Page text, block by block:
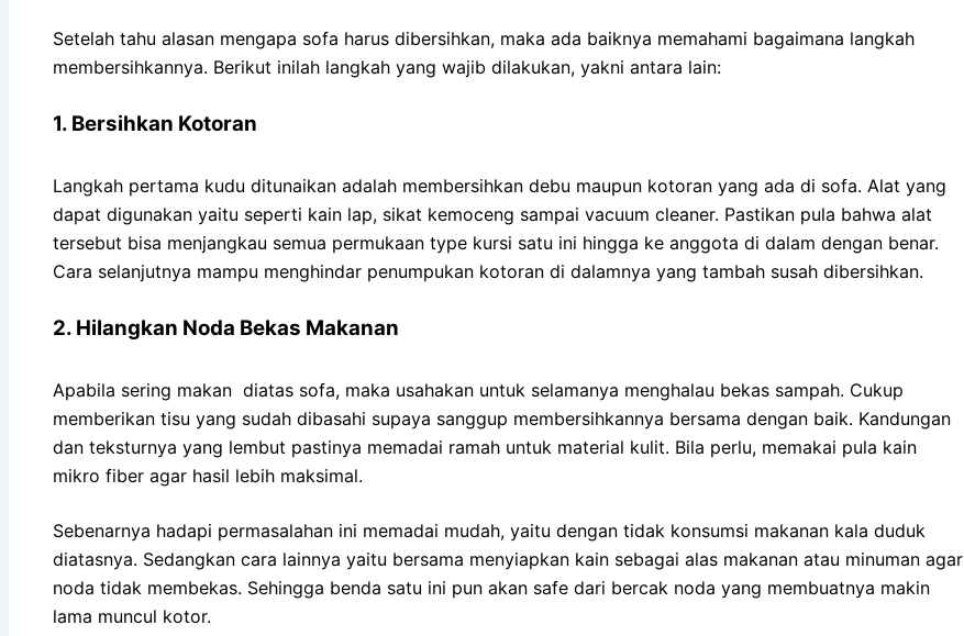
Setelah tahu alasan mengapa sofa harus dibersihkan, maka ada baiknya memahami bagaimana langkah
membersihkannya. Berikut inilah langkah yang wajib dilakukan, yakni antara lain:
1. Bersihkan Kotoran
Langkah pertama kudu ditunaikan adalah membersihkan debu maupun kotoran yang ada di sofa. Alat yang
dapat digunakan yaitu seperti kain lap, sikat kemoceng sampai vacuum cleaner. Pastikan pula bahwa alat
tersebut bisa menjangkau semua permukaan type kursi satu ini hingga ke anggota di dalam dengan benar.
Cara selanjutnya mampu menghindar penumpukan kotoran di dalamnya yang tambah susah dibersihkan.
2. Hilangkan Noda Bekas Makanan
Apabila sering makan diatas sofa, maka usahakan untuk selamanya menghalau bekas sampah. Cukup
memberikan tisu yang sudah dibasahi supaya sanggup membersihkannya bersama dengan baik. Kandungan
dan teksturnya yang lembut pastinya memadai ramah untuk material kulit. Bila perlu, memakai pula kain
mikro fiber agar hasil lebih maksimal.
Sebenarnya hadapi permasalahan ini memadai mudah, yaitu dengan tidak konsumsi makanan kala duduk
diatasnya. Sedangkan cara lainnya yaitu bersama menyiapkan kain sebagai alas makanan atau minuman agar
noda tidak membekas. Sehingga benda satu ini pun akan safe dari bercak noda yang membuatnya makin
lama muncul kotor.